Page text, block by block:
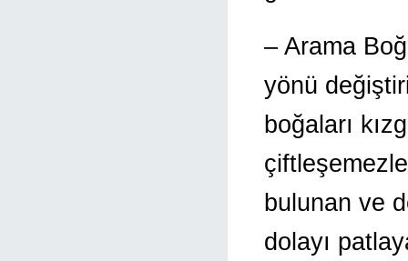
– Arama
yönü
boğaları
bulunan ve
dolayı